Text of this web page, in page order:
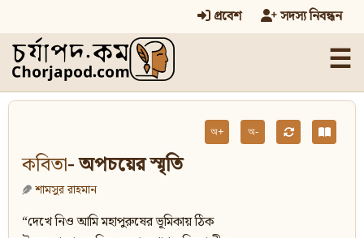
প্রবেশ সদস্য নিবন্ধন
☰
অ+ অ-
কবিতা- অপচয়ের স্মৃতি
শামসুর রাহমান
“দেখে নিও আমি মহাপুরুষের ভূমিকায় ঠিক